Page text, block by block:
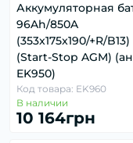
Аккумуляторная
96Ah/850A
(353x175x190/+R/B13)
(Start-Stop AGM)
EK950)
Код товара: EK960
В наличии
10 164грн